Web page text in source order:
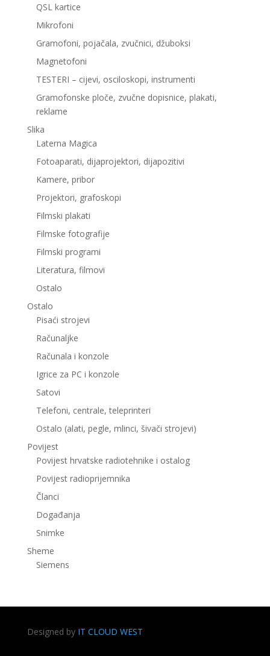
QSL kartice
Mikrofoni
Gramofoni, pojačala, zvučnici, džuboksi
Magnetofoni
TESTERI – cijevi, osciloskopi, instrumenti
Gramofonske ploče, zvučne dopisnice, plakati,
reklame
Slika
Laterna Magica
Fotoaparati, dijaprojektori, dijapozitivi
Kamere, pribor
Projektori, grafoskopi
Filmski plakati
Filmske fotografije
Filmski programi
Literatura, filmovi
Ostalo
Ostalo
Pisaći strojevi
Računaljke
Računala i konzole
Igrice za PC i konzole
Satovi
Telefoni, centrale, teleprinteri
Ostalo (alati, pegle, mlinci, šivači strojevi)
Povijest
Povijest hrvatske radiotehnike i ostalog
Povijest radioprijemnika
Članci
Događanja
Snimke
Sheme
Siemens
Designed by IT CLOUD WEST